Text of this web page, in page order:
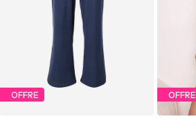
OFFRE OFFRE